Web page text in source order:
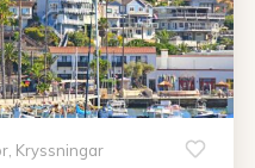
Kryssningar